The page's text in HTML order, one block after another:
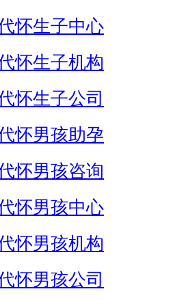
怀生子中心
怀生子机构
怀生子公司
怀男孩助孕
怀男孩咨询
怀男孩中心
怀男孩机构
怀男孩公司